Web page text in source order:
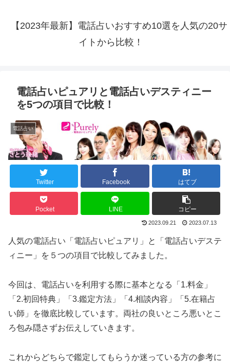
【2023年最新】電話占いおすすめ10選を人気の20サ
イトから比較！
電話占いピュアリと電話占いデスティニー
を5つの項目で比較！
電話占い
Twitter Facebook はてブ
Pocket LINE コピー
2023.09.21 2023.07.13
人気の電話占い「電話占いピュアリ」と「電話占いデステ
ィニー」を５つの項目で比較してみました。
今回は、電話占いを利用する際に基本となる「1.料金」
「2.初回特典」「3.鑑定方法」「4.相談内容」「5.在籍占
い師」を徹底比較しています。両社の良いところ悪いとこ
ろ包み隠さずお伝えしていきます。
これからどちらで鑑定してもらうか迷っている方の参考に